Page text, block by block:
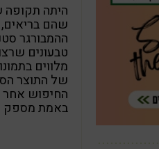
היתה תקופה
שהם
ההמבורגר
טבעונים
מלווים
של התוצר
החיפוש אחר
באמת מספק